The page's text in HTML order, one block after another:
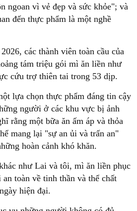
ngoan vì vẻ đẹp và sức khỏe"; và
đến thực phẩm là một nghề
các thành viên toàn cầu của
tám triệu gói mì ăn liền như
cứu trợ thiên tai trong 53 dịp.
lựa chọn thực phẩm đáng tin cậy
người ở các khu vực bị ảnh
rằng một bữa ăn ấm áp và thỏa
mang lại "sự an ủi và trấn an"
hoàn cảnh khó khăn.
như Lai và tôi, mì ăn liền phục
toàn về tinh thần và thể chất
hiện đại.